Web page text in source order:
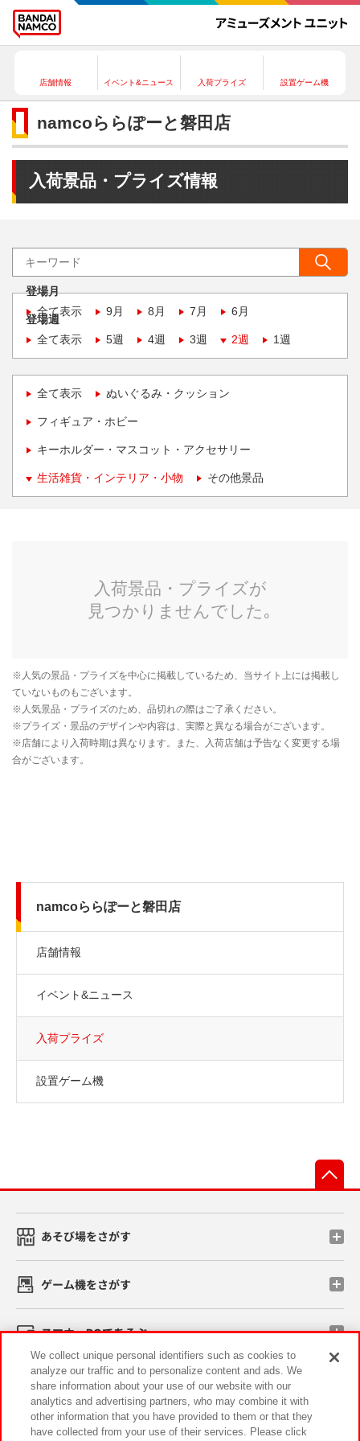
店舗情報 イベント&ニュース 入荷プライズ 設置ゲーム機
namcoららぽーと磐田店
入荷景品・プライズ情報
登場月
全て表示
9月 8月 7月 6月
登場週
全て表示
5週 4週 3週 2週 1週
全て表示 ぬいぐるみ・クッション
フィギュア・ホビー
キーホルダー・マスコット・アクセサリー
生活雑貨・インテリア・小物 その他景品
namcoららぽーと磐田店
店舗情報
イベント&ニュース
入荷プライズ
設置ゲーム機
あそび場をさがす
ゲーム機をさがす
スマホ・PCであそぶ
イベント・キャンペーン
We collect unique personal identifiers such as cookies to
analyze our traffic and to personalize content and ads. We
share information about your use of our website with our
analytics and advertising partners, who may combine it with
other information that you have provided to them or that they
have collected from your use of their services. Please click